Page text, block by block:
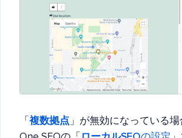
「 複数拠点 」が無効になっている